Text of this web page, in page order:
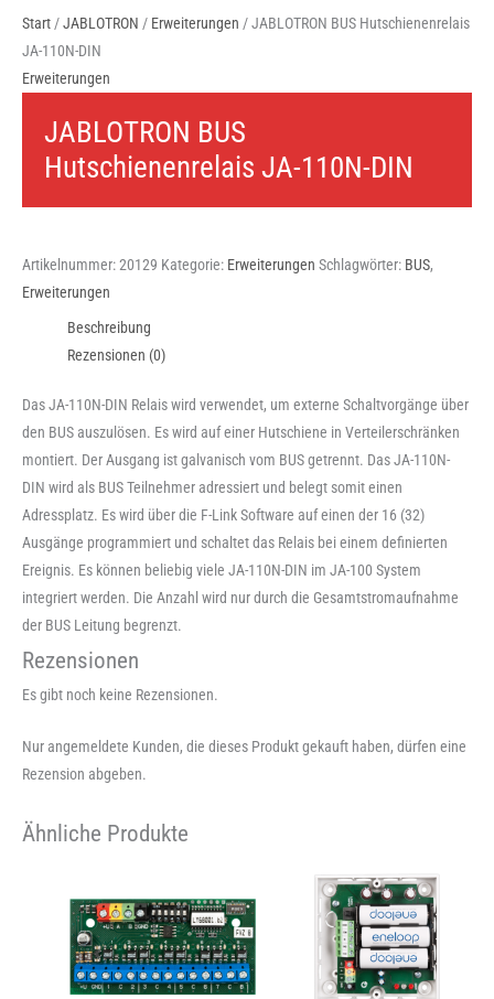
Start /JABLOTRON / Erweiterungen / JABLOTRON BUS Hutschienenrelais
JA-110N-DIN
Erweiterungen
JABLOTRON BUS
Hutschienenrelais JA-110N-DIN
Artikelnummer:20129 Kategorie: Erweiterungen Schlagwörter: BUS,
Erweiterungen
Beschreibung
Rezensionen (0)
Das JA-110N-DIN Relais wird verwendet, um externe Schaltvorgänge über
den BUS auszulösen. Es wird auf einer Hutschiene in Verteilerschränken
montiert. Der Ausgang ist galvanisch vom BUS getrennt. Das JA-110N-
DIN wird als BUS Teilnehmer adressiert und belegt somit einen
Adressplatz. Es wird über die F-Link Software auf einen der 16 (32)
Ausgänge programmiert und schaltet das Relais bei einem definierten
Ereignis. Es können beliebig viele JA-110N-DIN im JA-100 System
integriert werden. Die Anzahl wird nur durch die Gesamtstromaufnahme
der BUS Leitung begrenzt.
Rezensionen
Es gibt noch keine Rezensionen.
Nur angemeldete Kunden, die dieses Produkt gekauft haben, dürfen eine
Rezension abgeben.
Ähnliche Produkte